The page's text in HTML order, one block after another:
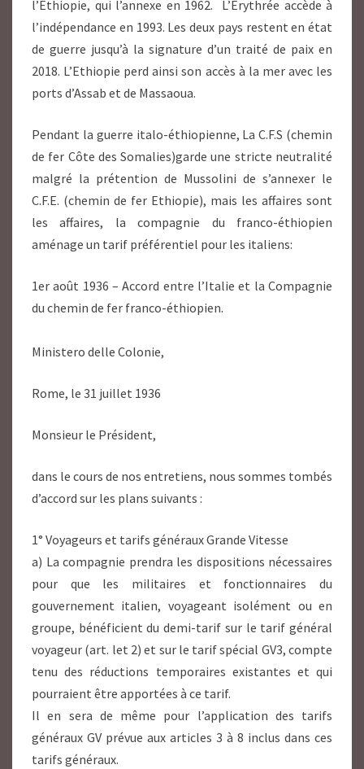
l’Ethiopie, qui l’annexe en 1962. L’Érythrée accède à
l’indépendance en 1993. Les deux pays restent en état
de guerre jusqu’à la signature d’un traité de paix en
2018. L’Ethiopie perd ainsi son accès à la mer avec les
ports d’Assab et de Massaoua.
Pendant la guerre italo-éthiopienne, La C.F.S (chemin
de fer Côte des Somalies)garde une stricte neutralité
malgré la prétention de Mussolini de s’annexer le
C.F.E. (chemin de fer Ethiopie), mais les affaires sont
les affaires, la compagnie du franco-éthiopien
aménage un tarif préférentiel pour les italiens:
1er août 1936 – Accord entre l’Italie et la Compagnie
du chemin de fer franco-éthiopien.
Ministero delle Colonie,
Rome, le 31 juillet 1936
Monsieur le Président,
dans le cours de nos entretiens, nous sommes tombés
d’accord sur les plans suivants :
1° Voyageurs et tarifs généraux Grande Vitesse
a) La compagnie prendra les dispositions nécessaires
pour que les militaires et fonctionnaires du
gouvernement italien, voyageant isolément ou en
groupe, bénéficient du demi-tarif sur le tarif général
voyageur (art. let 2) et sur le tarif spécial GV3, compte
tenu des réductions temporaires existantes et qui
pourraient être apportées à ce tarif.
Il en sera de même pour l’application des tarifs
généraux GV prévue aux articles 3 à 8 inclus dans ces
tarifs généraux.